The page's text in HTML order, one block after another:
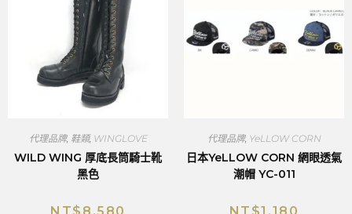
代理品牌, 鞋類, WINGLOVE
WILD WING 厚底長筒騎士靴
黑色
代理品牌, YeLLOW CORN
日本YeLLOW CORN 網眼透氣
潮帽 YC-011